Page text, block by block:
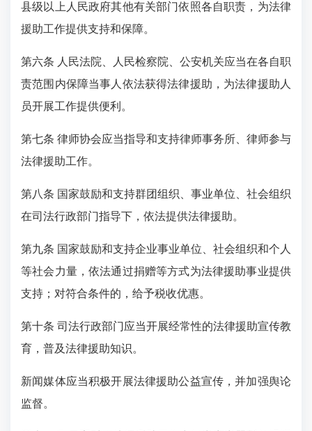
县级以上人民政府其他有关部门依照各自职责，为法律
援助工作提供支持和保障。
第六条 人民法院、人民检察院、公安机关应当在各自职
责范围内保障当事人依法获得法律援助，为法律援助人
员开展工作提供便利。
第七条 律师协会应当指导和支持律师事务所、律师参与
法律援助工作。
第八条 国家鼓励和支持群团组织、事业单位、社会组织
在司法行政部门指导下，依法提供法律援助。
第九条 国家鼓励和支持企业事业单位、社会组织和个人
等社会力量，依法通过捐赠等方式为法律援助事业提供
支持；对符合条件的，给予税收优惠。
第十条 司法行政部门应当开展经常性的法律援助宣传教
育，普及法律援助知识。
新闻媒体应当积极开展法律援助公益宣传，并加强舆论
监督。